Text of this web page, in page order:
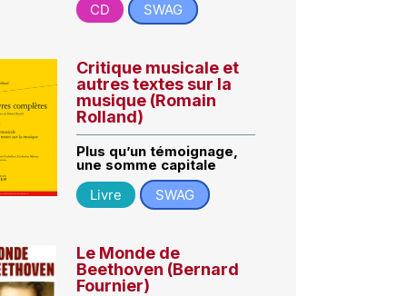
CD
SWAG
Critique musicale et
autres textes sur la
musique (Romain
Rolland)
Plus qu’un témoignage,
une somme capitale
Livre
SWAG
Le Monde de
Beethoven (Bernard
Fournier)